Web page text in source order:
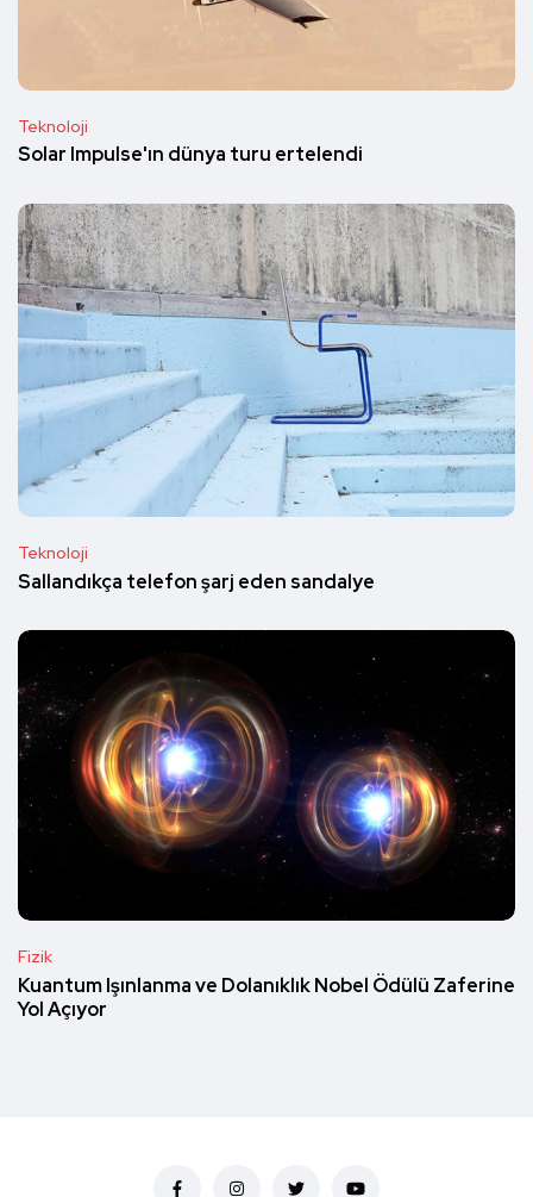
Teknoloji
Solar Impulse'ın dünya turu ertelendi
Teknoloji
Sallandıkça telefon şarj eden sandalye
Fizik
Kuantum Işınlanma ve Dolanıklık Nobel Ödülü Zaferine
Yol Açıyor